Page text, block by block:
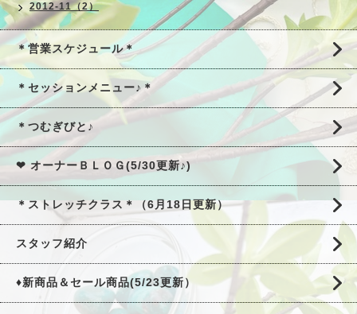
2012-11（2）
＊営業スケジュール＊
＊セッションメニュー♪＊
＊つむぎびと♪
❤ オーナーＢＬＯＧ(5/30更新♪)
＊ストレッチクラス＊（6月18日更新）
スタッフ紹介
♦新商品＆セール商品(5/23更新）